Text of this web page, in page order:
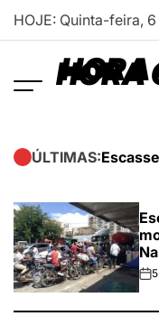
Skip
HOJE: Quinta-feira,
HORA
ÚLTIMAS:
on